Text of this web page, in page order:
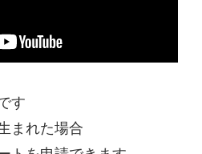
す
まれた場合